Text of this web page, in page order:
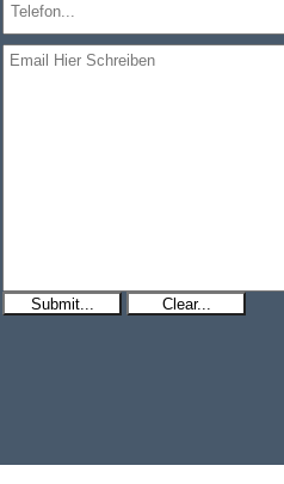
Submit... Clear...